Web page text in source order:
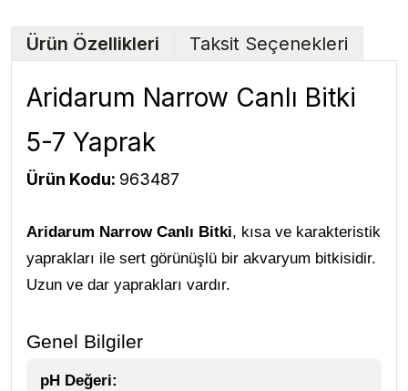
Ürün Özellikleri Taksit Seçenekleri
Aridarum Narrow Canlı Bitki
5-7 Yaprak
Ürün Kodu: 963487
Aridarum Narrow Canlı Bitki, kısa ve karakteristik
yaprakları ile sert görünüşlü bir akvaryum bitkisidir.
Uzun ve dar yaprakları vardır.
Genel Bilgiler
pH Değeri: